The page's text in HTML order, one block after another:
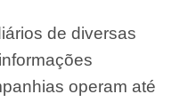
de diversas
operam até